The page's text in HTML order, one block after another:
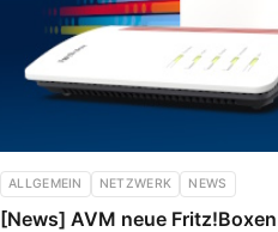
ALLGEMEIN NETZWERK NEWS
[News] AVM neue